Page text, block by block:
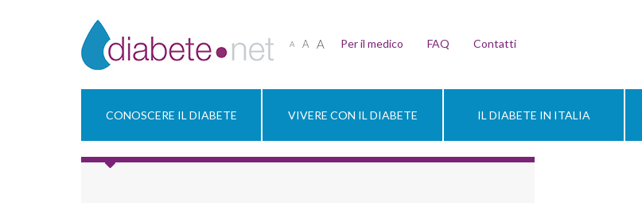
A A A Per il medico FAQ Contatti
CONOSCERE IL DIABETE VIVERE CON IL DIABETE IL DIABETE IN ITALIA